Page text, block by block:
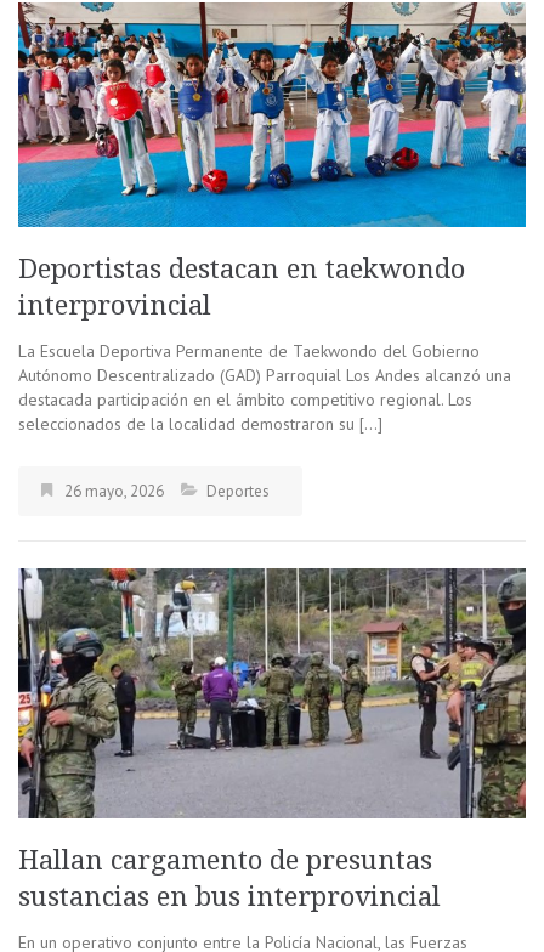
Deportistas destacan en taekwondo
interprovincial
La Escuela Deportiva Permanente de Taekwondo del Gobierno
Autónomo Descentralizado (GAD) Parroquial Los Andes alcanzó una
destacada participación en el ámbito competitivo regional. Los
seleccionados de la localidad demostraron su […]
26 mayo, 2026 Deportes
Hallan cargamento de presuntas
sustancias en bus interprovincial
En un operativo conjunto entre la Policía Nacional, las Fuerzas